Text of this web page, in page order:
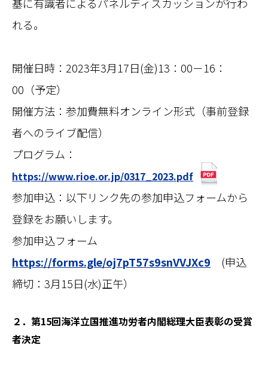
れる。
開催日時：2023年3月17日(金)13：00－16：
00（予定）
開催方法：参加費無料オンライン形式（事前登録
者へのライブ配信）
プログラム：
https://www.rioe.or.jp/0317_2023.pdf
参加申込：以下リンク先の参加申込フォームから
登録をお願いします。
参加申込フォーム
https://forms.gle/oj7pT57s9snVVJXc9 (申込
締切：3月15日(水)正午）
２．第15回海洋立国推進功労者内閣総理大臣表彰の受賞
者決定